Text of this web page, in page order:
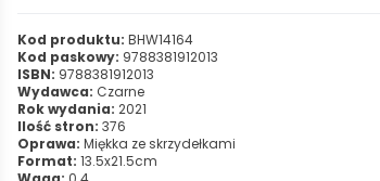
Kod produktu: BHW14164
Kod paskowy: 9788381912013
ISBN: 9788381912013
Wydawca: Czarne
Rok wydania: 2021
Ilość stron: 376
Oprawa: Miękka ze skrzydełkami
Format: 13.5x21.5cm